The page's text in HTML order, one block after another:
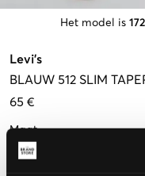
Het model is 172
Levi's
BLAUW 512 SLIM
65 €
Maat
8 jaar